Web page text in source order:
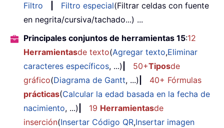
Filtro
Filtro especial(Filtrar celdas con fuente
en negrita/cursiva/tachado...) ...
Principales conjuntos de herramientas 15:12
Herramientasde texto(Agregar texto,Eliminar
caracteres específicos, ...) 50+Tiposde
gráfico(Diagrama de Gantt, ...)
40+ Fórmulas
prácticas(Calcular la edad basada en la fecha de
nacimiento, ...) 19 Herramientasde
inserción(Insertar Código QR,Insertar imagen